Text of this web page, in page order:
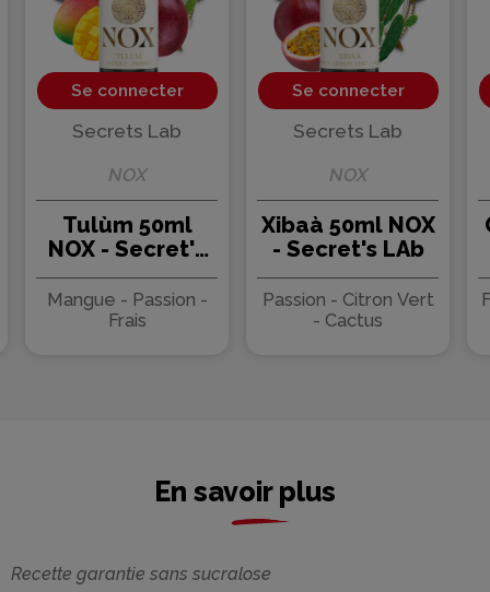
Se connecter
Secrets Lab
NOX
Tulùm 50ml
NOX - Secret's
LAb
Mangue - Passion -
Frais
Se connecter
Secrets Lab
NOX
Xibaà 50ml NOX
- Secret's LAb
Passion - Citron Vert
- Cactus
En savoir plus
Recette garantie sans sucralose